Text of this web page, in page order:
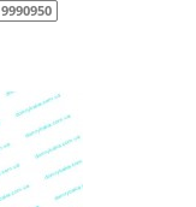
9990950